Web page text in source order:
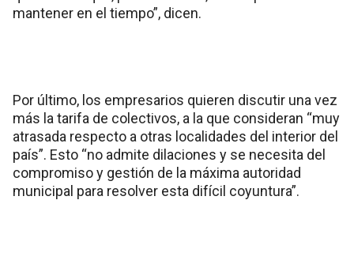
mantener en el tiempo”, dicen.
Por último, los empresarios quieren discutir una vez
más la tarifa de colectivos, a la que consideran “muy
atrasada respecto a otras localidades del interior del
país”. Esto “no admite dilaciones y se necesita del
compromiso y gestión de la máxima autoridad
municipal para resolver esta difícil coyuntura”.